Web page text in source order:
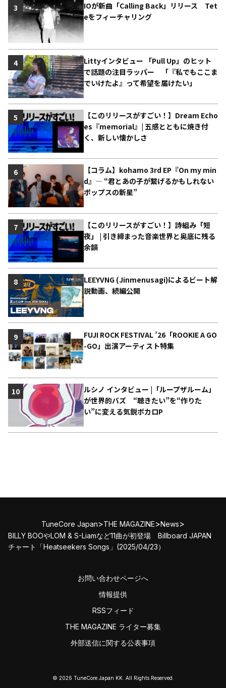
IOが新曲「Calling Back」リリース Tet
eをフィーチャリング
3
Littyインタビュー 「Pull Up」のヒット
で話題の注目ラッパー 「『私でもここま
でいけたよ』って希望を届けたい」
4
【このリリースがすごい！】Dream Echo
es『memorial』| 五感とともに焼き付
く、新しい懐かしさ
5
【コラム】kohamo 3rd EP『On my min
d』― “君とあの子が繋げるかもしれない
ポップスの新星”
6
【このリリースがすごい！】詩組み「短
夜」 | 引き締まった音楽世界と奥底に残る
余韻
7
LEEYVNG (Jinmenusagi)によるビート解
説動画、続編公開
8
FUJI ROCK FESTIVAL ’26「ROOKIE A GO
-GO」出演アーティスト特集
9
ルシノ インタビュー |「ループザルーム」
が世界的バズ “聴きたい”を“作りた
い”に変える気鋭ボカロP
10
TuneCore Japan>THE MAGAZINE>News>
BILLY BOOやLOM & S-Liamなど11曲が初登場 Billboard JAPAN
チャート「Heatseekers Songs」(2025/04/23）
お問い合わせページへ
情報提供
RSSフィード
THE MAGAZINE ライター募集
外部送信に関する公表事項
© 2026 TuneCore Japan KK. All Rights Reserved.